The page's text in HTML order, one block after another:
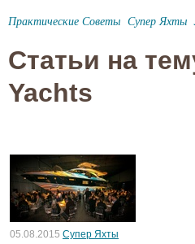
Практические Советы Супер Яхты
Статьи на
Yachts
05.08.2015 Супер Яхты